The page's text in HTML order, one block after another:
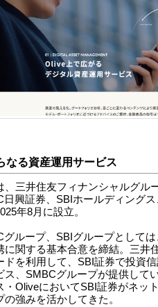
なる資産運用サービス
、三井住友フィナンシャルグル
日興証券、SBIホールディング
年8月に設立。
グループ、SBIグループとして
に関する基本合意を締結。三井
ドを利用して、SBI証券で投資
ス、SMBCグループが提供して
・OliveにおいてSBI証券がネッ
の強みを活かしてきた。